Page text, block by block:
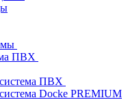
ПВХ
ПВХ
Docke PREMIUM